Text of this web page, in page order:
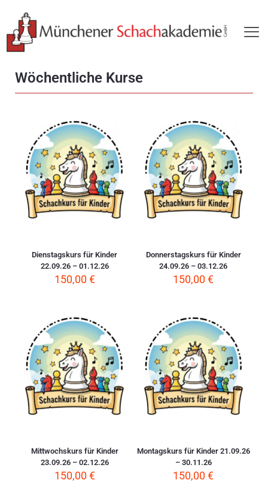
Wöchentliche Kurse
Dienstagskurs für Kinder
22.09.26 – 01.12.26
150,00€
Donnerstagskurs für Kinder
24.09.26 – 03.12.26
150,00€
Mittwochskurs für Kinder
23.09.26 – 02.12.26
150,00€
Montagskurs für Kinder 21.09.26
– 30.11.26
150,00€